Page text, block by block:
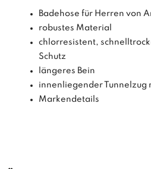
Badehose für Herren von
robustes Material
chlorresistent,
Schutz
längeres Bein
innenliegender Tunnelzug
Markendetails